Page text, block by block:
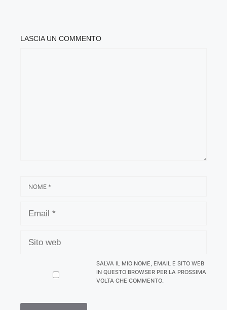
LASCIA UN COMMENTO
WEB
SALVA IL MIO NOME, EMAIL E SITO WEB
IN QUESTO BROWSER PER LA PROSSIMA
VOLTA CHE COMMENTO.